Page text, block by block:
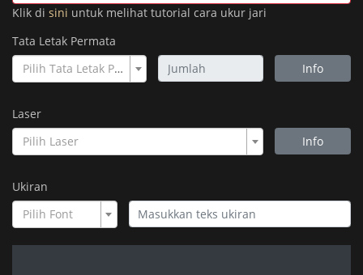
Klik di sini untuk melihat tutorial cara ukur jari
Tata Letak Permata
Pilih Tata Letak Permata
Info
Laser
Pilih Laser
Info
Ukiran
Pilih Font